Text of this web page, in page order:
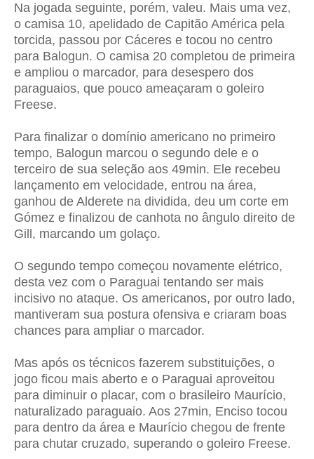
Na jogada seguinte, porém, valeu. Mais uma vez,
o camisa 10, apelidado de Capitão América pela
torcida, passou por Cáceres e tocou no centro
para Balogun. O camisa 20 completou de primeira
e ampliou o marcador, para desespero dos
paraguaios, que pouco ameaçaram o goleiro
Freese.
Para finalizar o domínio americano no primeiro
tempo, Balogun marcou o segundo dele e o
terceiro de sua seleção aos 49min. Ele recebeu
lançamento em velocidade, entrou na área,
ganhou de Alderete na dividida, deu um corte em
Gómez e finalizou de canhota no ângulo direito de
Gill, marcando um golaço.
O segundo tempo começou novamente elétrico,
desta vez com o Paraguai tentando ser mais
incisivo no ataque. Os americanos, por outro lado,
mantiveram sua postura ofensiva e criaram boas
chances para ampliar o marcador.
Mas após os técnicos fazerem substituições, o
jogo ficou mais aberto e o Paraguai aproveitou
para diminuir o placar, com o brasileiro Maurício,
naturalizado paraguaio. Aos 27min, Enciso tocou
para dentro da área e Maurício chegou de frente
para chutar cruzado, superando o goleiro Freese.